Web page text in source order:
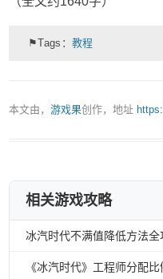
⚑Tags：教程
本文由， 游戏果创作，地址
相关游戏攻略
冰汽时代不满值降低方法
《冰汽时代》工程师分配